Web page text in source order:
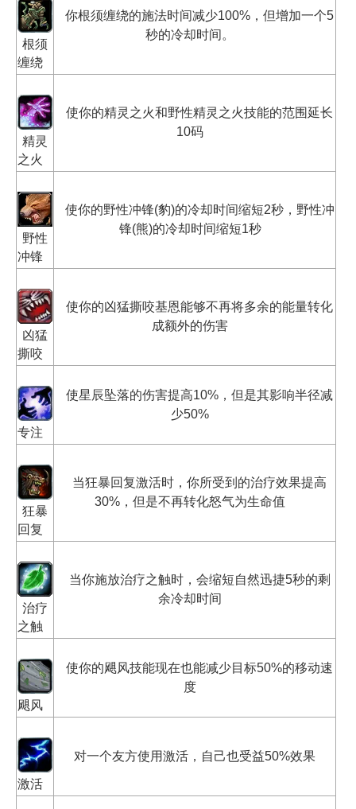
根须
缠绕
你根须缠绕的施法时间减少100%，但增加一个5
秒的冷却时间。
精灵
之火
使你的精灵之火和野性精灵之火技能的范围延长
10码
野性
冲锋
使你的野性冲锋(豹)的冷却时间缩短2秒，野性冲
锋(熊)的冷却时间缩短1秒
凶猛
撕咬
使你的凶猛撕咬基恩能够不再将多余的能量转化
成额外的伤害
专注
使星辰坠落的伤害提高10%，但是其影响半径减
少50%
狂暴
回复
当狂暴回复激活时，你所受到的治疗效果提高
30%，但是不再转化怒气为生命值
治疗
之触
当你施放治疗之触时，会缩短自然迅捷5秒的剩
余冷却时间
飓风
使你的飓风技能现在也能减少目标50%的移动速
度
激活
对一个友方使用激活，自己也受益50%效果